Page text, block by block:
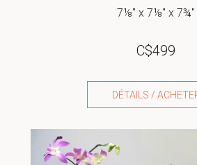
7⅛" x 7⅛" x 7¾"
C$499
DÉTAILS /